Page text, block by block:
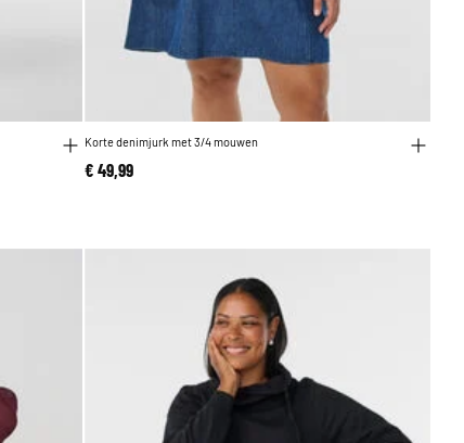
Korte denimjurk met 3/4 mouwen
€ 49,99